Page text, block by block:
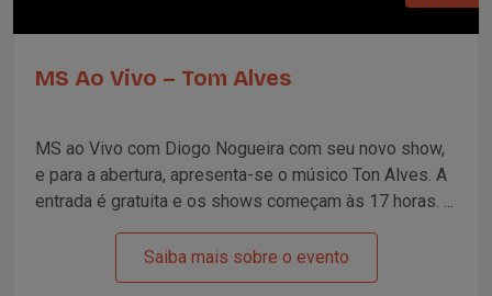
MS Ao Vivo – Tom Alves
MS ao Vivo com Diogo Nogueira com seu novo show,
e para a abertura, apresenta-se o músico Ton Alves. A
entrada é gratuita e os shows começam às 17 horas. ...
Saiba mais sobre o evento